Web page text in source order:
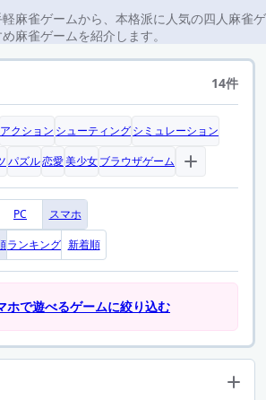
麻雀ゲームから、本格派に人気の四人麻雀ゲ
麻雀ゲームを紹介します。
14件
アクション シューティングシミュレーション
パズル恋愛美少女ブラウザゲーム
PC スマホ
ランキング 新着順
ホで遊べるゲームに絞り込む